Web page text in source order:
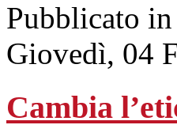
Pubblicato in
Giovedì, 04
Cambia